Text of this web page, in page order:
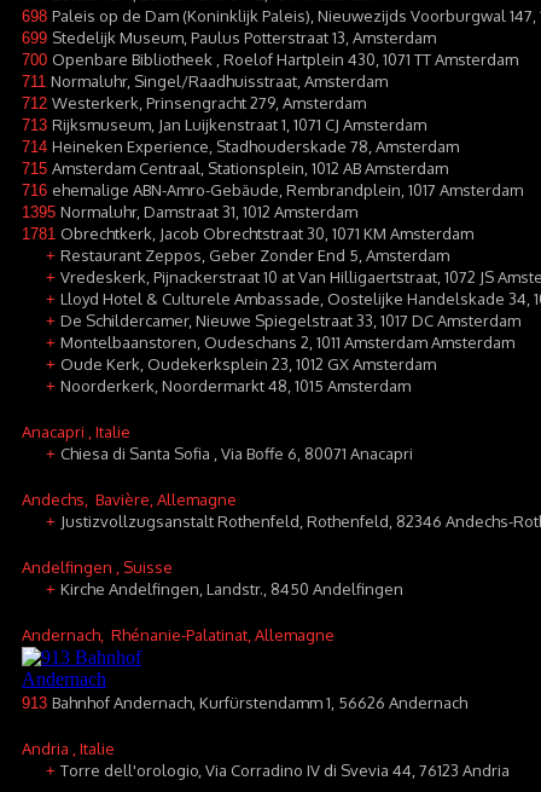
698 Paleis op de Dam (Koninklijk Paleis), Nieuwezijds Voorburgwal 147,
699 Stedelijk Museum, Paulus Potterstraat 13, Amsterdam
700 Openbare Bibliotheek , Roelof Hartplein 430, 1071 TT Amsterdam
711 Normaluhr, Singel/Raadhuisstraat, Amsterdam
712 Westerkerk, Prinsengracht 279, Amsterdam
713 Rijksmuseum, Jan Luijkenstraat 1, 1071 CJ Amsterdam
714 Heineken Experience, Stadhouderskade 78, Amsterdam
715 Amsterdam Centraal, Stationsplein, 1012 AB Amsterdam
716 ehemalige ABN-Amro-Gebäude, Rembrandplein, 1017 Amsterdam
1395 Normaluhr, Damstraat 31, 1012 Amsterdam
1781 Obrechtkerk, Jacob Obrechtstraat 30, 1071 KM Amsterdam
+ Restaurant Zeppos, Geber Zonder End 5, Amsterdam
+ Vredeskerk, Pijnackerstraat 10 at Van Hilligaertstraat, 1072 JS
+ Lloyd Hotel & Culturele Ambassade, Oostelijke Handelskade 34,
+ De Schildercamer, Nieuwe Spiegelstraat 33, 1017 DC Amsterdam
+ Montelbaanstoren, Oudeschans 2, 1011 Amsterdam Amsterdam
+ Oude Kerk, Oudekerksplein 23, 1012 GX Amsterdam
+ Noorderkerk, Noordermarkt 48, 1015 Amsterdam
Anacapri , Italie
+ Chiesa di Santa Sofia , Via Boffe 6, 80071 Anacapri
Andechs , Bavière, Allemagne
+ Justizvollzugsanstalt Rothenfeld, Rothenfeld, 82346 Andechs-
Andelfingen , Suisse
+ Kirche Andelfingen, Landstr., 8450 Andelfingen
Andernach , Rhénanie-Palatinat, Allemagne
913 Bahnhof Andernach, Kurfürstendamm 1, 56626 Andernach
Andria , Italie
+ Torre dell'orologio, Via Corradino IV di Svevia 44, 76123 Andria